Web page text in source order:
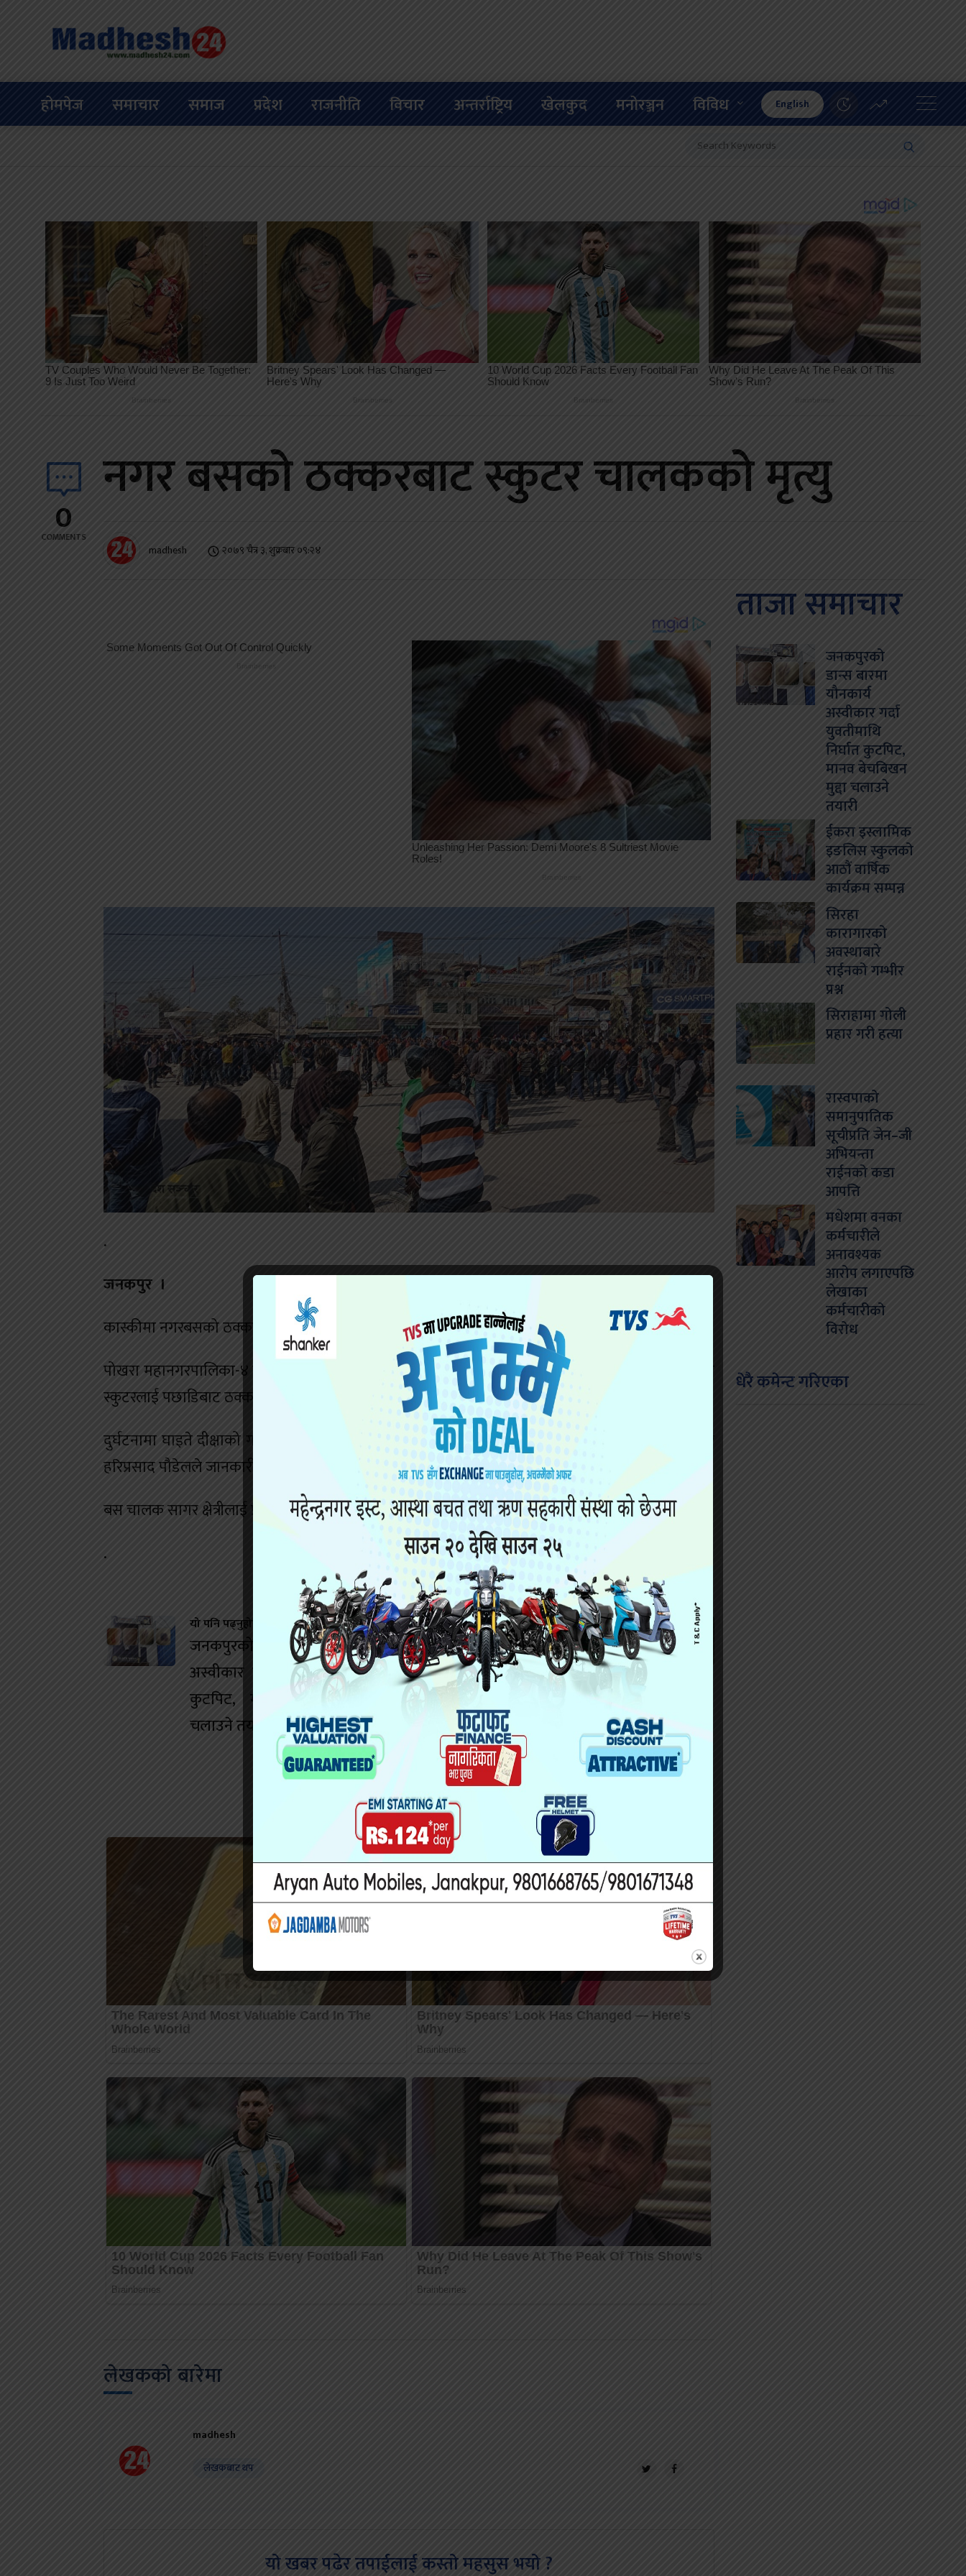
होमपेज समाचार समाज प्रदेश राजनीति विचार अन्तर्राष्ट्रिय खेलकुद मनोरञ्जन विविध English
0
COMMENTS
नगर बसको ठक्करबाट स्कुटर चालकको मृत्यु
madhesh २०७९ चैत्र ३, शुक्रबार ०९:२४
.
जनकपुर ।
कास्कीमा नगरबसको ठक्करबाट स्कुटर चालकको मृत्यु भएको छ ।
पोखरा महानगरपालिका-४ चिप्लेढुङ्गामा शुक्रवार बिहान ग. १ ख ७१०८ नम्बरको नगर बसले ग. ९ प ९९८९ नम्बरको
स्कुटरलाई पछाडिबाट ठक्कर दिँदा स्कुटर चालक झापा दमककी २४ वर्षीया दीक्षा कार्कीको मृत्यु भएको हो ।
दुर्घटनामा घाइते दीक्षाको गण्डकी अस्पतालमा उपचारको क्रममा मृत्यु भएको वडा कार्यालय बैदामका इन्सपेक्टर
हरिप्रसाद पौडेलले जानकारी दिए ।
बस चालक सागर क्षेत्रीलाई प्रहरीले पक्राउ गरेको छ ।
.
यो पनि पढ्नुहोस
जनकपुरको डान्स बारमा यौनकार्य
अस्वीकार गर्दा युवतीमाथि निर्घात
कुटपिट, मानव बेचबिखन मुद्दा
चलाउने तयारी
यो पनि पढ्नुहोस
सिरहा कारागारको अवस्थाबारे
राईनको गम्भीर प्रश्न
लेखकको बारेमा
madhesh
लेखकबाट थप
यो खबर पढेर तपाईलाई कस्तो महसुस भयो ?
ताजा समाचार
जनकपुरको
डान्स बारमा
यौनकार्य
अस्वीकार गर्दा
युवतीमाथि
निर्घात कुटपिट,
मानव बेचबिखन
मुद्दा चलाउने
तयारी
ईकरा इस्लामिक
इङलिस स्कुलको
आठौं वार्षिक
कार्यक्रम सम्पन्न
सिरहा
कारागारको
अवस्थाबारे
राईनको गम्भीर
प्रश्न
सिराहामा गोली
प्रहार गरी हत्या
रास्वपाको
समानुपातिक
सूचीप्रति जेन–जी
अभियन्ता
राईनको कडा
आपत्ति
मधेशमा वनका
कर्मचारीले
अनावश्यक
आरोप लगाएपछि
लेखाका
कर्मचारीको
विरोध
धेरै कमेन्ट गरिएका